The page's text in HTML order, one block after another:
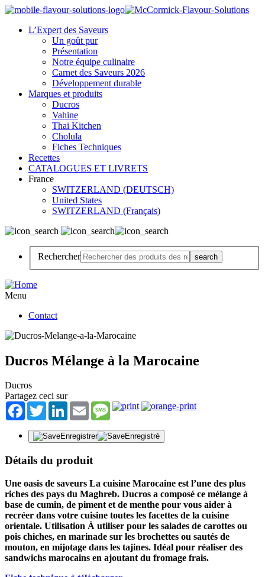
L’Expert des Saveurs
Un goût pur
Présentation
Notre équipe culinaire
Carnet des Saveurs 2026
Développement durable
Marques et produits
Ducros
Vahine
Thai Kitchen
Cholula
Fiches Techniques
Recettes
CATALOGUES ET LIVRETS
France
SWITZERLAND (DEUTSCH)
United States
SWITZERLAND (Français)
Rechercher
Menu
Contact
Ducros Mélange à la Marocaine
Ducros
Partagez ceci sur
Facebook
TwitterLinkedInEmail Message
Enregistrer Enregistré
Détails du produit
Une oasis de saveurs La cuisine Marocaine est l’une des plus
riches des pays du Maghreb. Ducros a composé ce mélange à
base de cumin, de piment et de menthe pour vous aider à
recréer dans votre cuisine toutes les facettes de la cuisine
orientale. Utilisation À utiliser pour les salades de carottes ou
pois chiches, en marinade sur les brochettes ou sautés de
mouton, en mijotage dans les tajines. Idéal pour réaliser des
sandwichs marocains en ajoutant du fromage frais.